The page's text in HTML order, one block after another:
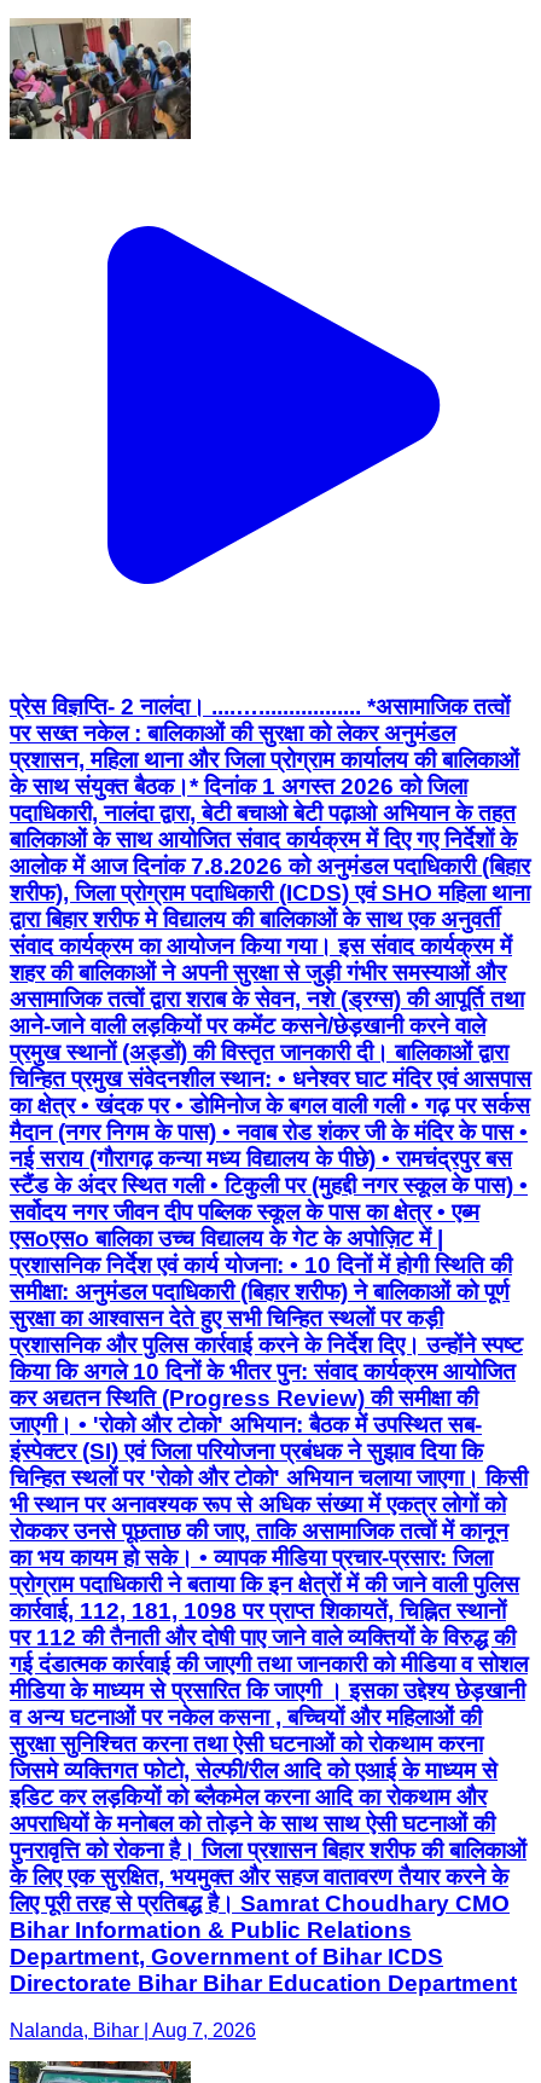
प्रेस विज्ञप्ति- 2 नालंदा। ....…................. *असामाजिक तत्वों
पर सख्त नकेल : बालिकाओं की सुरक्षा को लेकर अनुमंडल
प्रशासन, महिला थाना और जिला प्रोग्राम कार्यालय की बालिकाओं
के साथ संयुक्त बैठक।* दिनांक 1 अगस्त 2026 को जिला
पदाधिकारी, नालंदा द्वारा, बेटी बचाओ बेटी पढ़ाओ अभियान के तहत
बालिकाओं के साथ आयोजित संवाद कार्यक्रम में दिए गए निर्देशों के
आलोक में आज दिनांक 7.8.2026 को अनुमंडल पदाधिकारी (बिहार
शरीफ), जिला प्रोग्राम पदाधिकारी (ICDS) एवं SHO महिला थाना
द्वारा बिहार शरीफ मे विद्यालय की बालिकाओं के साथ एक अनुवर्ती
संवाद कार्यक्रम का आयोजन किया गया। इस संवाद कार्यक्रम में
शहर की बालिकाओं ने अपनी सुरक्षा से जुड़ी गंभीर समस्याओं और
असामाजिक तत्वों द्वारा शराब के सेवन, नशे (ड्रग्स) की आपूर्ति तथा
आने-जाने वाली लड़कियों पर कमेंट कसने/छेड़खानी करने वाले
प्रमुख स्थानों (अड्डों) की विस्तृत जानकारी दी। बालिकाओं द्वारा
चिन्हित प्रमुख संवेदनशील स्थान: • धनेश्वर घाट मंदिर एवं आसपास
का क्षेत्र • खंदक पर • डोमिनोज के बगल वाली गली • गढ़ पर सर्कस
मैदान (नगर निगम के पास) • नवाब रोड शंकर जी के मंदिर के पास •
नई सराय (गौरागढ़ कन्या मध्य विद्यालय के पीछे) • रामचंद्रपुर बस
स्टैंड के अंदर स्थित गली • टिकुली पर (मुहद्दी नगर स्कूल के पास) •
सर्वोदय नगर जीवन दीप पब्लिक स्कूल के पास का क्षेत्र • एब्म
एसoएसo बालिका उच्च विद्यालय के गेट के अपोज़िट में |
प्रशासनिक निर्देश एवं कार्य योजना: • 10 दिनों में होगी स्थिति की
समीक्षा: अनुमंडल पदाधिकारी (बिहार शरीफ) ने बालिकाओं को पूर्ण
सुरक्षा का आश्वासन देते हुए सभी चिन्हित स्थलों पर कड़ी
प्रशासनिक और पुलिस कार्रवाई करने के निर्देश दिए। उन्होंने स्पष्ट
किया कि अगले 10 दिनों के भीतर पुन: संवाद कार्यक्रम आयोजित
कर अद्यतन स्थिति (Progress Review) की समीक्षा की
जाएगी। • 'रोको और टोको' अभियान: बैठक में उपस्थित सब-
इंस्पेक्टर (SI) एवं जिला परियोजना प्रबंधक ने सुझाव दिया कि
चिन्हित स्थलों पर 'रोको और टोको' अभियान चलाया जाएगा। किसी
भी स्थान पर अनावश्यक रूप से अधिक संख्या में एकत्र लोगों को
रोककर उनसे पूछताछ की जाए, ताकि असामाजिक तत्वों में कानून
का भय कायम हो सके। • व्यापक मीडिया प्रचार-प्रसार: जिला
प्रोग्राम पदाधिकारी ने बताया कि इन क्षेत्रों में की जाने वाली पुलिस
कार्रवाई, 112, 181, 1098 पर प्राप्त शिकायतें, चिह्नित स्थानों
पर 112 की तैनाती और दोषी पाए जाने वाले व्यक्तियों के विरुद्ध की
गई दंडात्मक कार्रवाई की जाएगी तथा जानकारी को मीडिया व सोशल
मीडिया के माध्यम से प्रसारित कि जाएगी । इसका उद्देश्य छेड़खानी
व अन्य घटनाओं पर नकेल कसना , बच्चियों और महिलाओं की
सुरक्षा सुनिश्चित करना तथा ऐसी घटनाओं को रोकथाम करना
जिसमे व्यक्तिगत फोटो, सेल्फी/रील आदि को एआई के माध्यम से
इडिट कर लड़कियों को ब्लैकमेल करना आदि का रोकथाम और
अपराधियों के मनोबल को तोड़ने के साथ साथ ऐसी घटनाओं की
पुनरावृत्ति को रोकना है। जिला प्रशासन बिहार शरीफ की बालिकाओं
के लिए एक सुरक्षित, भयमुक्त और सहज वातावरण तैयार करने के
लिए पूरी तरह से प्रतिबद्ध है। Samrat Choudhary CMO
Bihar Information & Public Relations
Department, Government of Bihar ICDS
Directorate Bihar Bihar Education Department
Nalanda, Bihar | Aug 7, 2026